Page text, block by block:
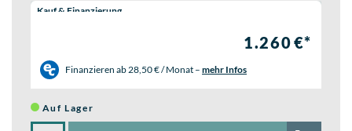
Wähle eine Preisoption:
Kauf & Finanzierung
1.260 €*
Finanzieren ab 28,50 € / Monat – mehr Infos
Auf Lager